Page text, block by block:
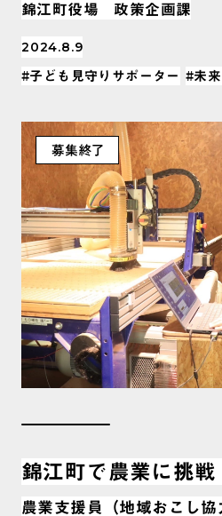
錦江町役場 政策企画課
2024.8.9
#子ども見守りサポーター #未
錦江町で農業に挑戦
農業支援員（地域おこし